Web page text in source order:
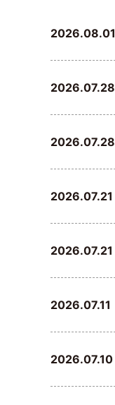
2026.08.01
2026.07.28
2026.07.28
2026.07.21
2026.07.21
2026.07.11
2026.07.10